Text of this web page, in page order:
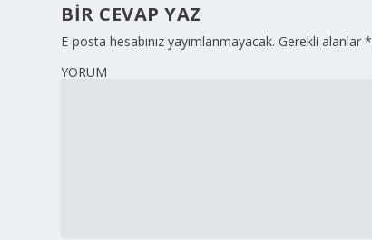
BIR CEVAP YAZ
E-posta hesabınız yayımlanmayacak. Gerekli alanlar*
YORUM